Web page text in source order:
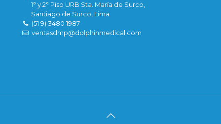
1° y 2° Piso URB Sta. María de Surco,
Santiago de Surco, Lima
(51 9) 3480 1987
ventasdmp@dolphinmedical.com